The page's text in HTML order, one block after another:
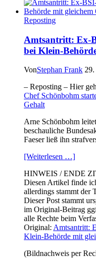
235
Millionen
kursiert
Reposting
Amtsantritt: Ex-
bei Klein-
VonStephan Frank 29.
– Reposting – Hier
Chef Schönbohm
Gehalt
Arne Schönbohm
beschauliche
Faeser ließ ihn
[Weiterlesen …]
HINWEIS / ENDE
Diesen Artikel finde
allerdings stammt der
Dieser Post stammt
im Original-Beitrag
alle Rechte beim
Original: Amtsantritt:
Klein-Behörde mit
(Bildnachweis per